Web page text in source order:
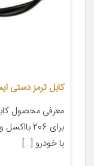
کابل ترمز دستی ایساکو کد
برای
با خودرو […]